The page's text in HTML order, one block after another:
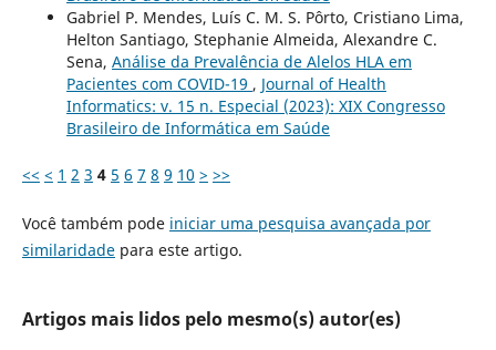
Gabriel P. Mendes, Luís C. M. S. Pôrto, Cristiano Lima,
Helton Santiago, Stephanie Almeida, Alexandre C.
Sena, Análise da Prevalência de Alelos HLA em
Pacientes com COVID-19 , Journal of Health
Informatics: v. 15 n. Especial (2023): XIX Congresso
Brasileiro de Informática em Saúde
<< < 1 2 3 4 5 6 7 8 9 10 > >>
Você também pode iniciar uma pesquisa avançada por
similaridadepara este artigo.
Artigos mais lidos pelo mesmo(s) autor(es)